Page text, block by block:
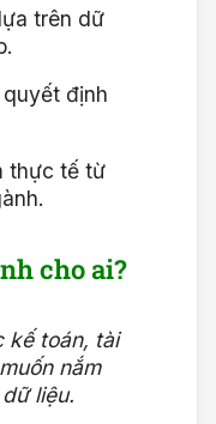
trên dữ
định
thực tế từ
cho ai?
kế toán, tài
nắm
liệu.